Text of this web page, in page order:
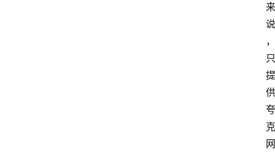
来
说
，
只
提
供
夸
克
网